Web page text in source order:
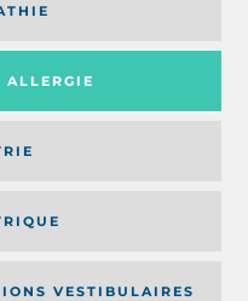
ALLERGIE
VESTIBULAIRES